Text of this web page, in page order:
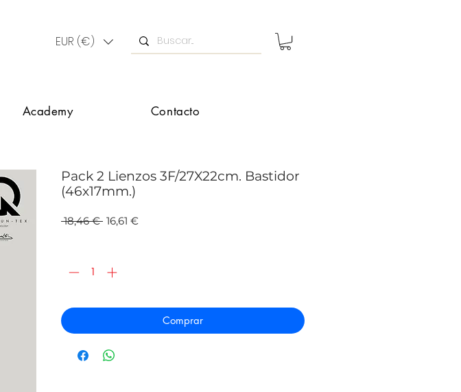
EUR (€)
Academy Contacto
Pack 2 Lienzos 3F/27X22cm. Bastidor
(46x17mm.)
18,46 € Precio
16,61 €Precio
Comprar